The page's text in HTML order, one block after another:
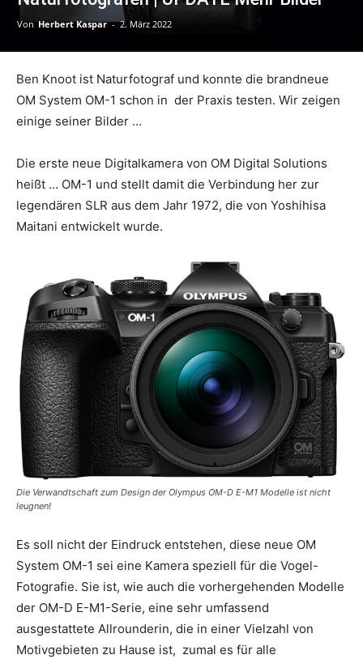
Von Herbert Kaspar - 2. März 2022
Ben Knoot ist Naturfotograf und konnte die brandneue
OM System OM-1 schon in der Praxis testen. Wir zeigen
einige seiner Bilder …
Die erste neue Digitalkamera von OM Digital Solutions
heißt … OM-1 und stellt damit die Verbindung her zur
legendären SLR aus dem Jahr 1972, die von Yoshihisa
Maitani entwickelt wurde.
Die Verwandtschaft zum Design der Olympus OM-D E-M1 Modelle ist nicht
leugnen!
Es soll nicht der Eindruck entstehen, diese neue OM
System OM-1 sei eine Kamera speziell für die Vogel-
Fotografie. Sie ist, wie auch die vorhergehenden Modelle
der OM-D E-M1-Serie, eine sehr umfassend
ausgestattete Allrounderin, die in einer Vielzahl von
Motivgebieten zu Hause ist, zumal es für alle